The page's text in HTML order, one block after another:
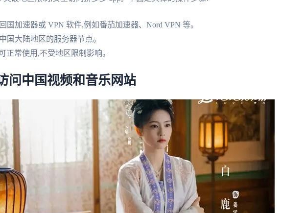
国加速器或 VPN 软件,例如番茄加速器、Nord VPN 等。
国大陆地区的服务器节点。
正常使用,不受地区限制影响。
问中国视频和音乐网站